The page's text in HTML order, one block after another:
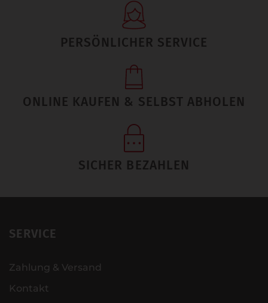
PERSÖNLICHER SERVICE
ONLINE KAUFEN & SELBST ABHOLEN
SICHER BEZAHLEN
SERVICE
Zahlung & Versand
Kontakt